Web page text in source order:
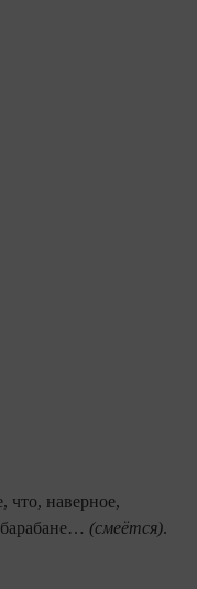
что, наверное,
(сме­ётся).